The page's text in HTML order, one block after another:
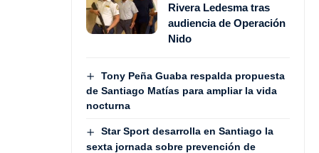
Rivera Ledesma tras
audiencia de Operación
Nido
Tony Peña Guaba respalda propuesta
de Santiago Matías para ampliar la vida
nocturna
Star Sport desarrolla en Santiago la
sexta jornada sobre prevención de